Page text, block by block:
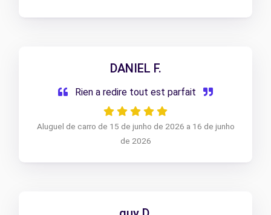
DANIEL F.
Rien a redire tout est parfait
Aluguel de carro de 15 de junho de 2026 a 16 de junho
de 2026